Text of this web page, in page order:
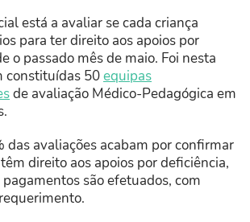
está a avaliar se cada criança
para ter direito aos apoios por
o passado mês de maio. Foi nesta
constituídas 50equipas
de avaliação Médico-Pedagógica em
das avaliações acabam por confirmar
direito aos apoios por deficiência,
são efetuados, com